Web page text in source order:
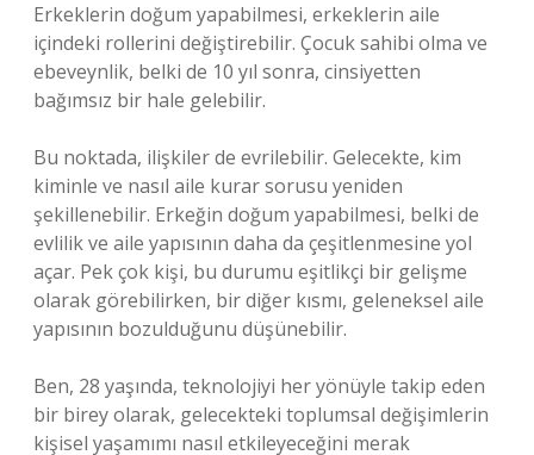
Erkeklerin doğum yapabilmesi, erkeklerin aile
içindeki rollerini değiştirebilir. Çocuk sahibi olma ve
ebeveynlik, belki de 10 yıl sonra, cinsiyetten
bağımsız bir hale gelebilir.
Bu noktada, ilişkiler de evrilebilir. Gelecekte, kim
kiminle ve nasıl aile kurar sorusu yeniden
şekillenebilir. Erkeğin doğum yapabilmesi, belki de
evlilik ve aile yapısının daha da çeşitlenmesine yol
açar. Pek çok kişi, bu durumu eşitlikçi bir gelişme
olarak görebilirken, bir diğer kısmı, geleneksel aile
yapısının bozulduğunu düşünebilir.
Ben, 28 yaşında, teknolojiyi her yönüyle takip eden
bir birey olarak, gelecekteki toplumsal değişimlerin
kişisel yaşamımı nasıl etkileyeceğini merak